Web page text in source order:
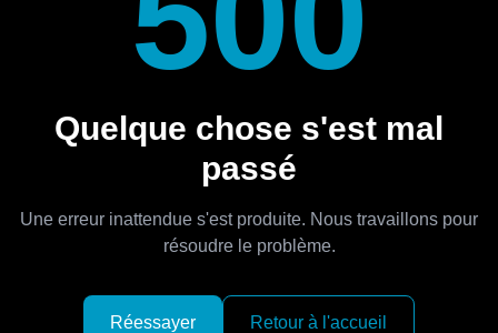
Quelque chose s'est mal
passé
Une erreur inattendue s'est produite. Nous travaillons pour
résoudre le problème.
Réessayer Retour à l'accueil